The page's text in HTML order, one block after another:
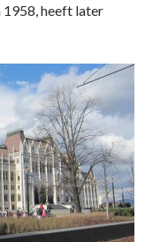
1958, heeft later